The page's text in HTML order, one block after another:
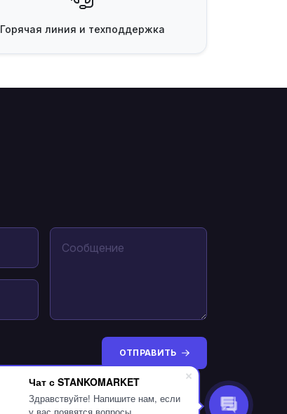
Чат с STANKOMARKET
Здравствуйте! Напишите нам, если
Горячая линия и техподдержка
ОТПРАВИТЬ